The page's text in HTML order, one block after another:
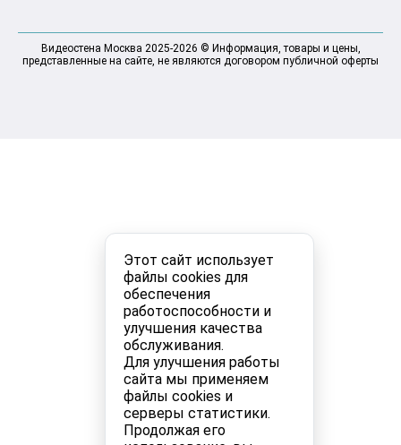
Этот сайт использует
файлы cookies для
обеспечения
работоспособности и
улучшения качества
обслуживания.
Для улучшения работы
сайта мы применяем
файлы cookies и
серверы статистики.
Продолжая его
Видеостена Москва 2025-2026 © Информация, товары и цены,
представленные на сайте, не являются договором публичной оферты